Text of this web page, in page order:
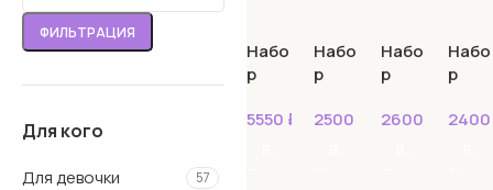
ФИЛЬТРАЦИЯ
Для кого
Для девочки 57
Набо
р
0
5550 ₽
Набо
р
2
2500
Набо
р
2600
Набо
р
2400